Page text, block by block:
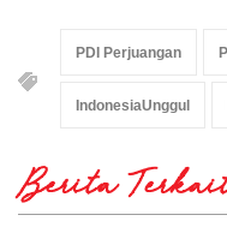
PDI Perjuangan
IndonesiaUnggul
Berita